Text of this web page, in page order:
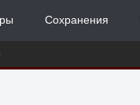
Сохранения